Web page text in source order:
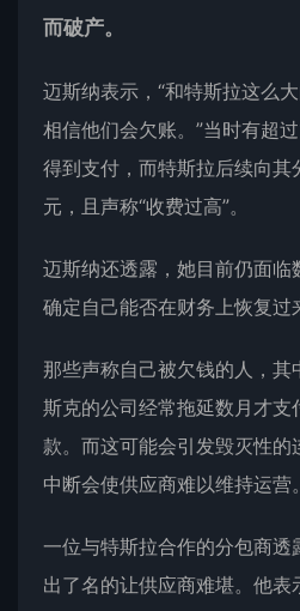
而破产。
迈斯纳表示，“和特斯拉这么
相信他们会欠账。”当时有超
得到支付，而特斯拉后续向
元，且声称“收费过高”。
迈斯纳还透露，她目前仍面临
确定自己能否在财务上恢复过
那些声称自己被欠钱的人，其
斯克的公司经常拖延数月才支
款。而这可能会引发毁灭性的
中断会使供应商难以维持运营。
一位与特斯拉合作的分包商透
出了名的让供应商难堪。他